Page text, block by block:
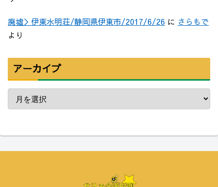
廃墟＞伊東水明荘/静岡県伊東市/2017/6/26 に さらもで
より
アーカイブ